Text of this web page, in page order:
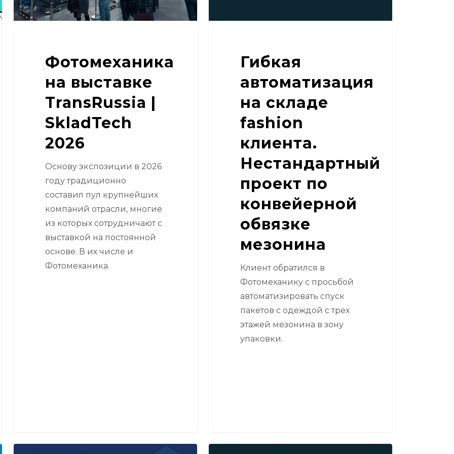
Фотомеханика
на выставке
TransRussia |
SkladTech
2026
Основу экспозиции в 2026
году традиционно
составил пул крупнейших
компаний отрасли, многие
из которых сотрудничают с
выставкой на постоянной
основе. В их числе и
Фотомеханика.
мезонинаГибкая
автоматизация
на складе
fashion
клиента.
Нестандартный
проект по
конвейерной
обвязке
мезонина
Клиент обратился в
Фотомеханику с просьбой
автоматизировать спуск
пакетов с одеждой с трех
этажей мезонина в зону
упаковки.